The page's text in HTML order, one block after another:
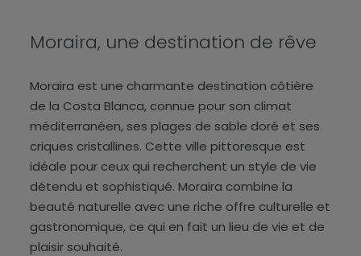
Moraira, une destination de rêve
Moraira est une charmante destination côtière
de la Costa Blanca, connue pour son climat
méditerranéen, ses plages de sable doré et ses
criques cristallines. Cette ville pittoresque est
idéale pour ceux qui recherchent un style de vie
détendu et sophistiqué. Moraira combine la
beauté naturelle avec une riche offre culturelle et
gastronomique, ce qui en fait un lieu de vie et de
plaisir souhaité.